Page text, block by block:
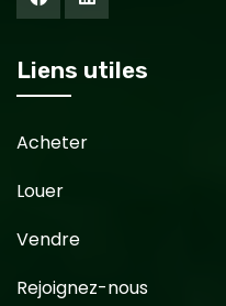
Liens utiles
Acheter
Louer
Vendre
Rejoignez-nous